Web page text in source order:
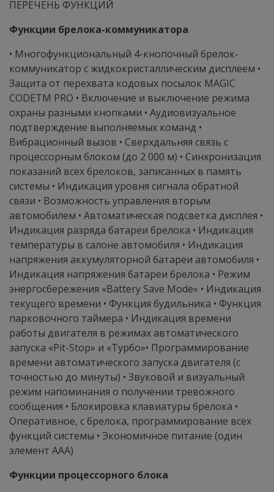
ПЕРЕЧЕНЬ ФУНКЦИЙ
Функции брелока-коммуникатора
• Многофункциональный 4-кнопочный брелок-
коммуникатор с жидкокристаллическим дисплеем •
Защита от перехвата кодовых посылок MAGIC
CODETM PRO • Включение и выключение режима
охраны разными кнопками • Аудиовизуальное
подтверждение выполняемых команд •
Вибрационный вызов • Сверхдальняя связь с
процессорным блоком (до 2 000 м) • Синхронизация
показаний всех брелоков, записанных в память
системы • Индикация уровня сигнала обратной
связи • Возможность управления вторым
автомобилем • Автоматическая подсветка дисплея •
Индикация разряда батареи брелока • Индикация
температуры в салоне автомобиля • Индикация
напряжения аккумуляторной батареи автомобиля •
Индикация напряжения батареи брелока • Режим
энергосбережения «Battery Save Mode» • Индикация
текущего времени • Функция будильника • Функция
парковочного таймера • Индикация времени
работы двигателя в режимах автоматического
запуска «Pit-Stop» и «Турбо»• Программирование
времени автоматического запуска двигателя (с
точностью до минуты) • Звуковой и визуальный
режим напоминания о получении тревожного
сообщения • Блокировка клавиатуры брелока •
Оперативное, с брелока, программирование всех
функций системы • Экономичное питание (один
элемент ААА)
Функции процессорного блока